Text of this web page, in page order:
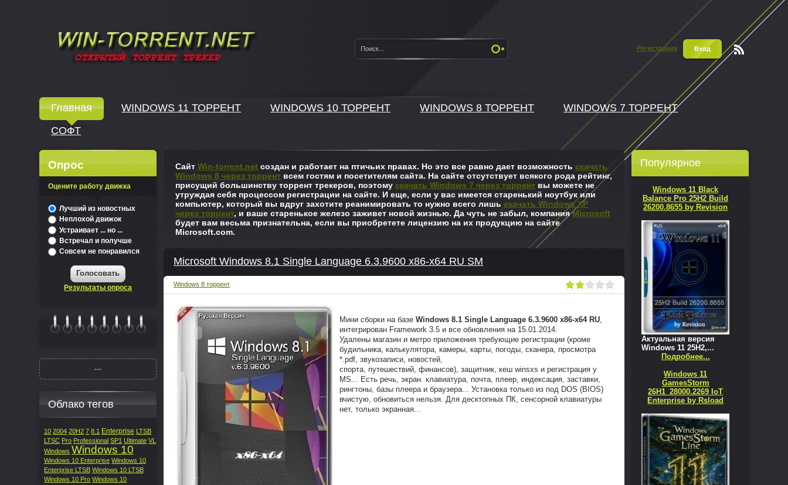
Регистрация Вход
Главная WINDOWS 11 ТОРРЕНТ WINDOWS 10 ТОРРЕНТ WINDOWS 8 ТОРРЕНТ
WINDOWS 7 ТОРРЕНТ
СОФТ
СайтWin-torrent.net создан и работает на птичьих правах. Но это все равно дает возможностьскачать
Windows 8 через торрент всем гостям и посетителям сайта. На сайте отсутствует всякого рода рейтинг,
присущий большинству торрент трекеров, поэтомускачать Windows 7 через торрент вы можете не
утруждая себя процессом регистрации на сайте. И еще, если у вас имеется старенький ноутбук или
компьютер, который вы вдруг захотите реанимировать то нужно всего лишьскачать Windows XP
через торрент, и ваше старенькое железо заживет новой жизнью. Да чуть не забыл, компанияMicrosoft
будет вам весьма признательна, если вы приобретете лицензию на их продукцию на сайте
Microsoft.com.
Microsoft Windows 8.1 Single Language 6.3.9600 х86-x64 RU SM
Windows 8 торрент
Мини сборки на базеWindows 8.1 Single Language 6.3.9600 х86-х64 RU,
интегрирован Framework 3.5 и все обновления на 15.01.2014.
Удалены магазин и метро приложения требующие регистрации (кроме
будильника, калькулятора, камеры, карты, погоды, сканера, просмотра
*.pdf, звукозаписи, новостей,
спорта, путешествий, финансов), защитник, кеш winsxs и регистрация у
MS... Есть речь, экран. клавиатура, почта, плеер, индексация, заставки,
рингтоны, базы плеера и браузера... Установка только из под DOS (BIOS)
вчистую, обновиться нельзя. Для десктопных ПК, сенсорной клавиатуры
нет, только экранная...
Популярное
Windows 11 Black
Balance Pro 25H2 Build
26200.8655 by Revision
Актуальная версия
Windows 11 25H2,...
Подробнее...
Windows 11
GamesStorm
26H1_28000.2269 IoT
Enterprise by Rsload
Опрос
Оцените работу движка
Лучший из новостных
Неплохой движок
Устраивает ... но ...
Встречал и получше
Совсем не понравился
Голосовать
Результаты опроса
---
Облако тегов
10 2004 20H2 7 8.1 Enterprise LTSB
LTSC Pro Professional SP1 Ultimate VL
Windows Windows 10
Windows 10 Enterprise Windows 10
Enterprise LTSB Windows 10 LTSB
Windows 10 Pro Windows 10